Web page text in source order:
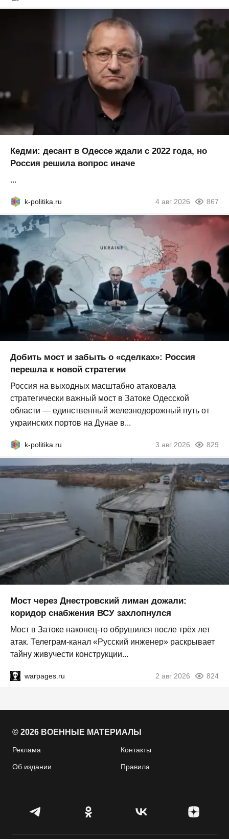
Кедми: десант в Одессе ждали с 2022 года, но
Россия решила вопрос иначе
...
k-politika.ru 4 авг 2026 867
Добить мост и забыть о «сделках»: Россия
перешла к новой стратегии
Россия на выходных масштабно атаковала
стратегически важный мост в Затоке Одесской
области — единственный железнодорожный путь от
украинских портов на Дунае в...
k-politika.ru 3 авг 2026 829
Мост через Днестровский лиман дожали:
коридор снабжения ВСУ захлопнулся
Мост в Затоке наконец-то обрушился после трёх лет
атак. Телеграм-канал «Русский инженер» раскрывает
тайну живучести конструкции...
warpages.ru 2 авг 2026 824
© 2026 ВОЕННЫЕ МАТЕРИАЛЫ
Реклама Контакты
Об издании Правила